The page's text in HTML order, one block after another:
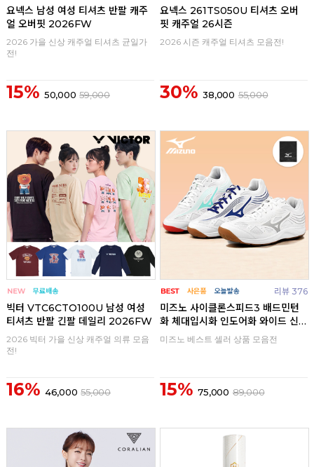
요넥스 남성 여성 티셔츠 반팔 캐주
얼 오버핏 2026FW
2026 가을 신상 캐주얼 티셔츠 균일가
전!
15% 50,000 59,000
요넥스 261TS050U 티셔츠 오버
핏 캐주얼 26시즌
2026 시즌 캐주얼 티셔츠 모음전!
30% 38,000 55,000
빅터 VTC6CTO100U 남성 여성
티셔츠 반팔 긴팔 데일리 2026FW
2026 빅터 가을 신상 캐주얼 의류 모음
전!
16% 46,000 55,000
리뷰 376
미즈노 사이클론스피드3 배드민턴
화 체대입시화 인도어화 와이드 신
발
미즈노 베스트 셀러 상품 모음전
15% 75,000 89,000